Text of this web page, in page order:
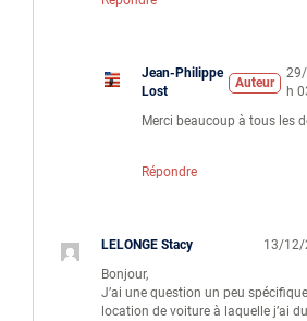
Jean-Philippe
Lost
Auteur
h
Merci beaucoup à tous les
Répondre
LELONGE Stacy
13/12/
Bonjour,
J’ai une question un peu
location de voiture à laquelle j’ai